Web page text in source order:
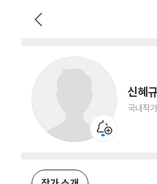
신혜규
국내작가